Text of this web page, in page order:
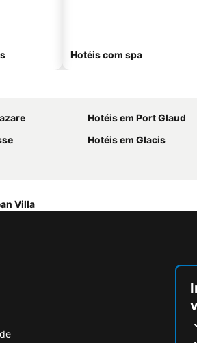
Hotéis com spa
Hotéis em Port Glaud
Hotéis em Glacis
Villa